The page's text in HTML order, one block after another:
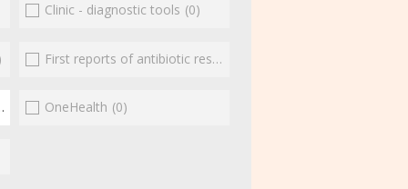
Clinic - diagnostic tools (0)
First reports of antibiotic resistance
(1) OneHealth (0)